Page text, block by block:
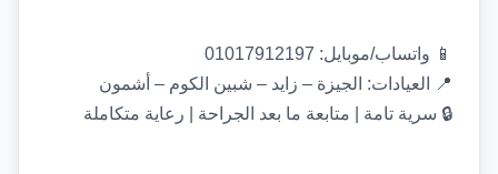
📱 واتساب/موبايل: 01017912197
📍
العيادات: الجيزة – زايد – شبين الكوم – أشمون
🔒 سرية تامة | متابعة ما بعد الجراحة | رعاية متكاملة